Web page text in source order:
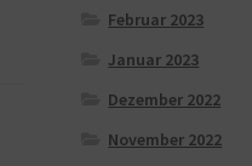
Februar 2023
Januar 2023
Dezember 2022
November 2022